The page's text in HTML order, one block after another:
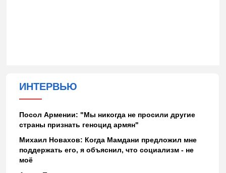
ИНТЕРВЬЮ
Посол Армении: "Мы никогда не просили другие
страны признать геноцид армян"
Михаил Новахов: Когда Мамдани предложил мне
поддержать его, я объяснил, что социализм - не
моё